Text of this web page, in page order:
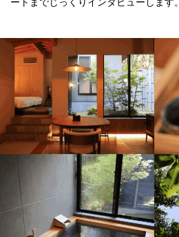
ートまでじっくりインタビューします。